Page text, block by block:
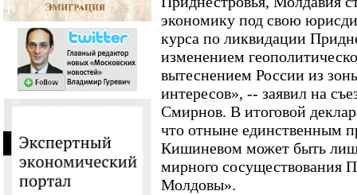
экономику под свою
курса по ликвидации
изменением
вытеснением России из
интересов», -- заявил на
Смирнов. В итоговой
что отныне единственным
Кишиневом может быть
мирного сосуществования
Молдовы».